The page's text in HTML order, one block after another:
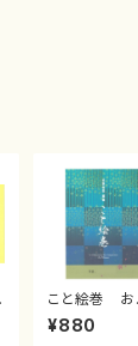
こと絵巻 お
戸日本橋
¥880